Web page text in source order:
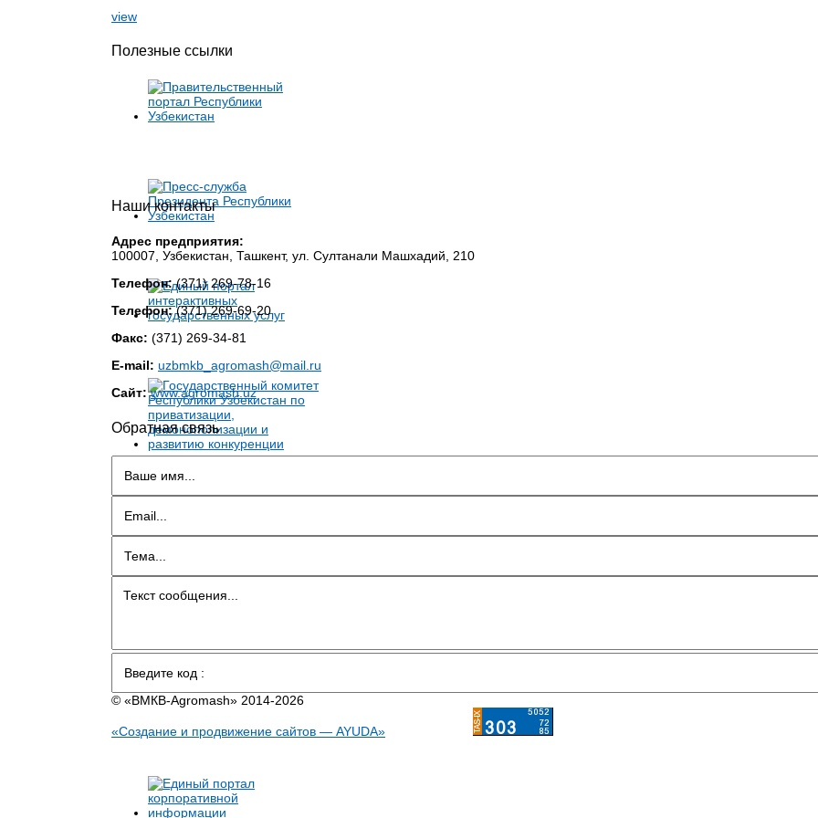
view
Полезные ссылки
Наши контакты
Адрес предприятия:
100007, Узбекистан, Ташкент, ул. Султанали Машхадий, 210
Телефон:(371) 269-78-16
Телефон:(371) 269-69-20
Факс: (371) 269-34-81
E-mail: uzbmkb_agromash@mail.ru
Сайт: www.agromash.uz
Обратная связь
© «BMКB-Аgromash» 2014-2026
«Создание и продвижение сайтов — AYUDA»